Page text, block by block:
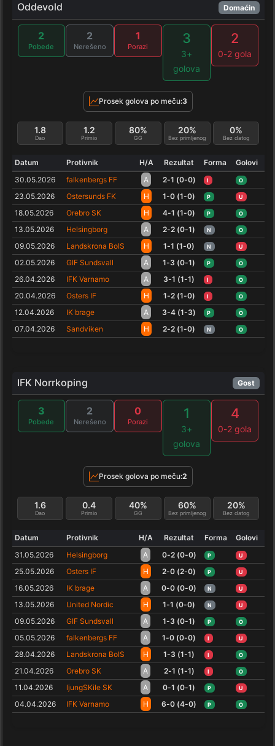
Oddevold Domaćin
2
Pobede
2
Nerešeno
1
Porazi
3
3+
golova
2
0-2 gola
Prosek golova po meču:3
Dao
1.8
Primio
1.2
GG
80%
Bez primljenog
20%
Bez datog
0%
Datum Protivnik H/A Rezultat Forma
Golovi
30.05.2026
falkenbergs FF A 2-1 (0-0) I O
23.05.2026 Ostersunds FK H 1-0 (1-0) P U
18.05.2026 Orebro SK H 4-1 (1-0) P O
13.05.2026 Helsingborg A 2-2 (0-1) N O
09.05.2026 Landskrona BoIS H 1-1 (1-0) N U
02.05.2026 GIF Sundsvall A 1-3 (0-1) P O
26.04.2026 IFK Varnamo A 3-1 (1-1) I O
20.04.2026 Osters IF H 1-2 (1-0) I O
12.04.2026 IK brage A 3-4 (1-3) P O
07.04.2026 Sandviken H 2-2 (1-0) N O
IFK Norrkoping Gost
3
Pobede
2
Nerešeno
0
Porazi
1
3+
golova
4
0-2 gola
Prosek golova po meču:2
Dao
1.6
Primio
0.4
GG
40%
Bez primljenog
60%
Bez datog
20%
Datum Protivnik H/A Rezultat Forma
Golovi
31.05.2026
Helsingborg A 0-2 (0-0) P U
25.05.2026 Osters IF H 2-0 (2-0) P U
16.05.2026 IK brage A 0-0 (0-0) N U
13.05.2026 United Nordic H 1-1 (0-0) N U
09.05.2026 GIF Sundsvall A 1-3 (0-1) P O
05.05.2026 falkenbergs FF A 1-0 (0-0) I U
28.04.2026 Landskrona BoIS H 1-3 (1-1) I O
21.04.2026 Orebro SK A 2-1 (1-1) I O
11.04.2026 ljungSKile SK A 0-1 (0-1) P U
04.04.2026 IFK Varnamo H 6-0 (4-0) P O